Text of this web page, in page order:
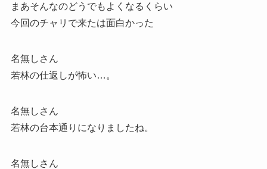
まあそんなのどうでもよくなるくらい
今回のチャリで来たは面白かった
名無しさん
若林の仕返しが怖い…。
名無しさん
若林の台本通りになりましたね。
名無しさん